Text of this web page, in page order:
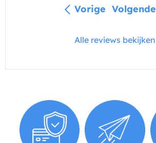
Vorige Volgende
Alle reviews bekijken